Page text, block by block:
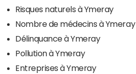
Risques naturels à Ymeray
Nombre de médecins à Ymeray
Délinquance à Ymeray
Pollution à Ymeray
Entreprises à Ymeray